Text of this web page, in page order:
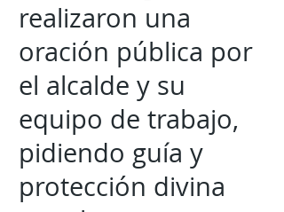
realizaron una
oración pública por
el alcalde y su
equipo de trabajo,
pidiendo guía y
protección divina